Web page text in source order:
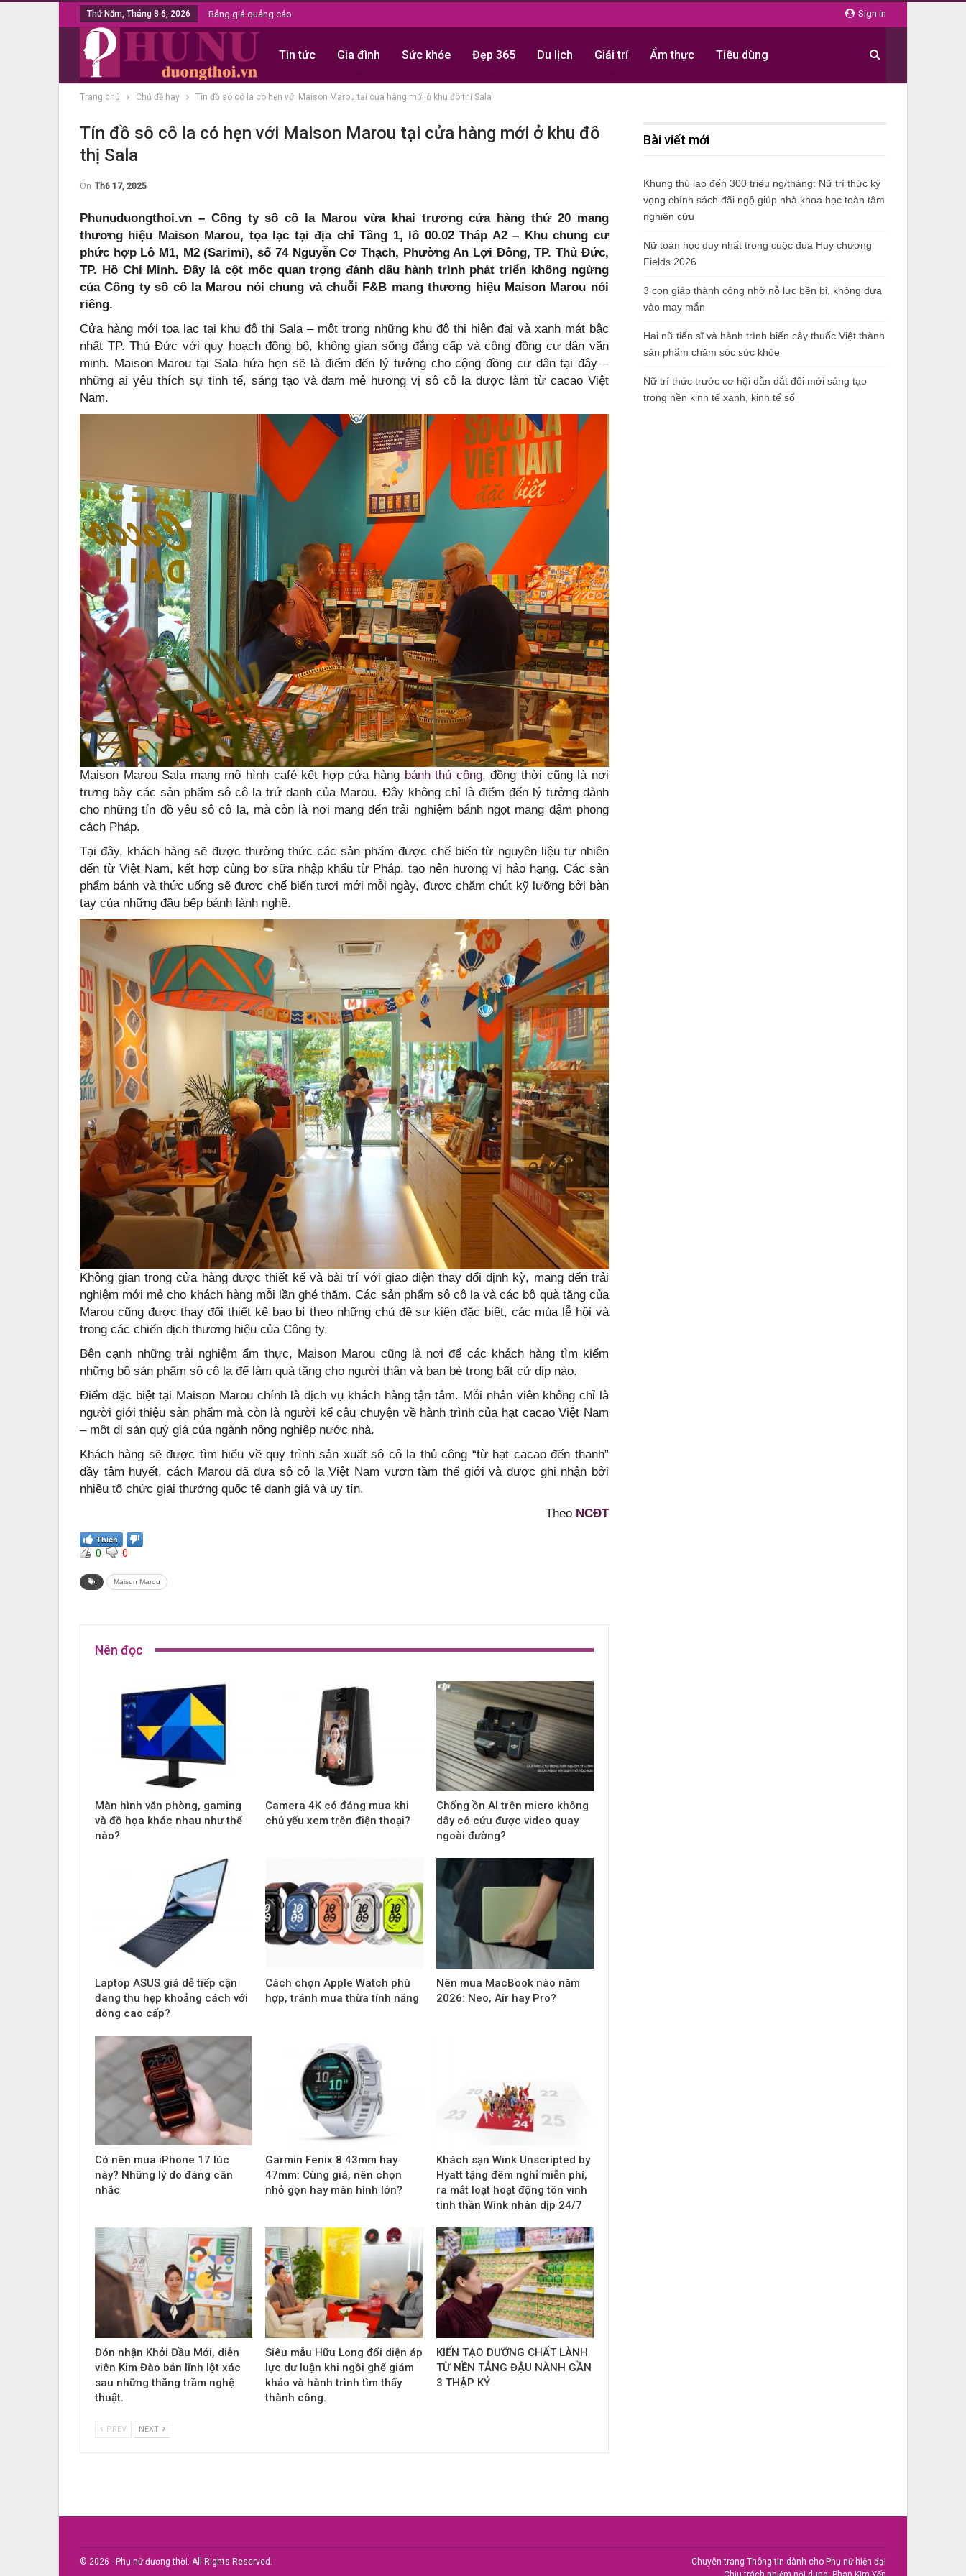
Sign in
Thứ Năm, Tháng 8 6, 2026 Bảng giá quảng cáo
Tin tức Gia đình Sức khỏe Đẹp 365 Du lịch Giải trí Ẩm thực Tiêu dùng
Trang chủ Chủ đề hay Tín đồ sô cô la có hẹn với Maison Marou tại cửa hàng mới ở khu đô thị Sala
Tín đồ sô cô la có hẹn với Maison Marou tại cửa hàng mới ở khu đô
thị Sala
On Th6 17, 2025
Phunuduongthoi.vn – Công ty sô cô la Marou vừa khai trương cửa hàng thứ 20 mang
thương hiệu Maison Marou, tọa lạc tại địa chỉ Tầng 1, lô 00.02 Tháp A2 – Khu chung cư
phức hợp Lô M1, M2 (Sarimi), số 74 Nguyễn Cơ Thạch, Phường An Lợi Đông, TP. Thủ Đức,
TP. Hồ Chí Minh. Đây là cột mốc quan trọng đánh dấu hành trình phát triển không ngừng
của Công ty sô cô la Marou nói chung và chuỗi F&B mang thương hiệu Maison Marou nói
riêng.
Cửa hàng mới tọa lạc tại khu đô thị Sala – một trong những khu đô thị hiện đại và xanh mát bậc
nhất TP. Thủ Đức với quy hoạch đồng bộ, không gian sống đẳng cấp và cộng đồng cư dân văn
minh. Maison Marou tại Sala hứa hẹn sẽ là điểm đến lý tưởng cho cộng đồng cư dân tại đây –
những ai yêu thích sự tinh tế, sáng tạo và đam mê hương vị sô cô la được làm từ cacao Việt
Nam.
Maison Marou Sala mang mô hình café kết hợp cửa hàng bánh thủ công, đồng thời cũng là nơi
trưng bày các sản phẩm sô cô la trứ danh của Marou. Đây không chỉ là điểm đến lý tưởng dành
cho những tín đồ yêu sô cô la, mà còn là nơi mang đến trải nghiệm bánh ngọt mang đậm phong
cách Pháp.
Tại đây, khách hàng sẽ được thưởng thức các sản phẩm được chế biến từ nguyên liệu tự nhiên
đến từ Việt Nam, kết hợp cùng bơ sữa nhập khẩu từ Pháp, tạo nên hương vị hảo hạng. Các sản
phẩm bánh và thức uống sẽ được chế biến tươi mới mỗi ngày, được chăm chút kỹ lưỡng bởi bàn
tay của những đầu bếp bánh lành nghề.
Không gian trong cửa hàng được thiết kế và bài trí với giao diện thay đổi định kỳ, mang đến trải
nghiệm mới mẻ cho khách hàng mỗi lần ghé thăm. Các sản phẩm sô cô la và các bộ quà tặng của
Marou cũng được thay đổi thiết kế bao bì theo những chủ đề sự kiện đặc biệt, các mùa lễ hội và
trong các chiến dịch thương hiệu của Công ty.
Bên cạnh những trải nghiệm ẩm thực, Maison Marou cũng là nơi để các khách hàng tìm kiếm
những bộ sản phẩm sô cô la để làm quà tặng cho người thân và bạn bè trong bất cứ dịp nào.
Điểm đặc biệt tại Maison Marou chính là dịch vụ khách hàng tận tâm. Mỗi nhân viên không chỉ là
người giới thiệu sản phẩm mà còn là người kể câu chuyện về hành trình của hạt cacao Việt Nam
– một di sản quý giá của ngành nông nghiệp nước nhà.
Khách hàng sẽ được tìm hiểu về quy trình sản xuất sô cô la thủ công “từ hạt cacao đến thanh”
đầy tâm huyết, cách Marou đã đưa sô cô la Việt Nam vươn tầm thế giới và được ghi nhận bởi
nhiều tổ chức giải thưởng quốc tế danh giá và uy tín.
Theo NCĐT
Thích
0 0
Maison Marou
Nên đọc
Màn hình văn phòng, gaming
và đồ họa khác nhau như thế
nào?
Camera 4K có đáng mua khi
chủ yếu xem trên điện thoại?
Chống ồn AI trên micro không
dây có cứu được video quay
ngoài đường?
Laptop ASUS giá dễ tiếp cận
đang thu hẹp khoảng cách với
dòng cao cấp?
Cách chọn Apple Watch phù
hợp, tránh mua thừa tính năng
Nên mua MacBook nào năm
2026: Neo, Air hay Pro?
Có nên mua iPhone 17 lúc
này? Những lý do đáng cân
nhắc
Garmin Fenix 8 43mm hay
47mm: Cùng giá, nên chọn
nhỏ gọn hay màn hình lớn?
Khách sạn Wink Unscripted by
Hyatt tặng đêm nghỉ miễn phí,
ra mắt loạt hoạt động tôn vinh
tinh thần Wink nhân dịp 24/7
Đón nhận Khởi Đầu Mới, diễn
viên Kim Đào bản lĩnh lột xác
sau những thăng trầm nghệ
thuật.
Siêu mẫu Hữu Long đối diện áp
lực dư luận khi ngồi ghế giám
khảo và hành trình tìm thấy
thành công.
KIẾN TẠO DƯỠNG CHẤT LÀNH
TỪ NỀN TẢNG ĐẬU NÀNH GẦN
3 THẬP KỶ
PREV NEXT
Bài viết mới
Khung thù lao đến 300 triệu ng/tháng: Nữ trí thức kỳ
vọng chính sách đãi ngộ giúp nhà khoa học toàn tâm
nghiên cứu
Nữ toán học duy nhất trong cuộc đua Huy chương
Fields 2026
3 con giáp thành công nhờ nỗ lực bền bỉ, không dựa
vào may mắn
Hai nữ tiến sĩ và hành trình biến cây thuốc Việt thành
sản phẩm chăm sóc sức khỏe
Nữ trí thức trước cơ hội dẫn dắt đổi mới sáng tạo
trong nền kinh tế xanh, kinh tế số
© 2026 - Phụ nữ đương thời. All Rights Reserved.
Chuyên trang Thông tin dành cho Phụ nữ hiện đại